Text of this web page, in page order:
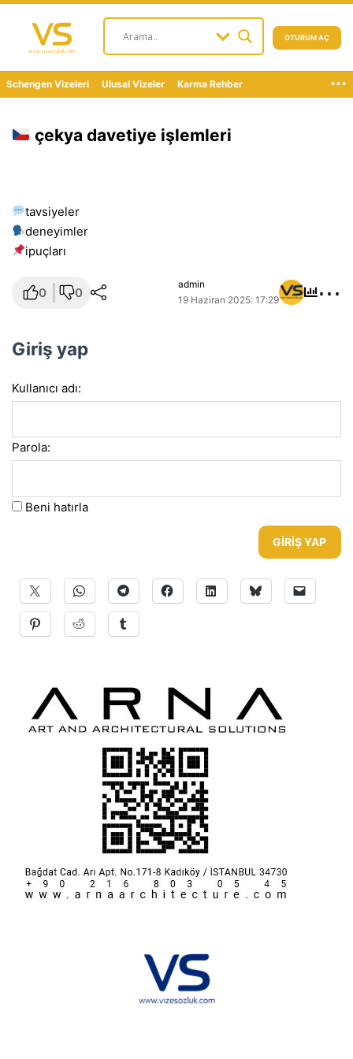
OTURUM AÇ
Schengen Vizeleri Ulusal Vizeler Karma Rehber ...
çekya davetiye işlemleri
tavsiyeler
deneyimler
i̇puçları
0 0
admin
19 Haziran 2025: 17:29
⋯
Giriş yap
Kullanıcı adı:
Parola:
Beni hatırla
GIRIŞ YAP